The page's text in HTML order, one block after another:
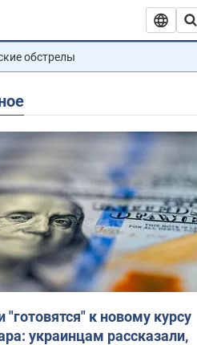
обстрелы
"готовятся" к новому курсу
украинцам рассказали,